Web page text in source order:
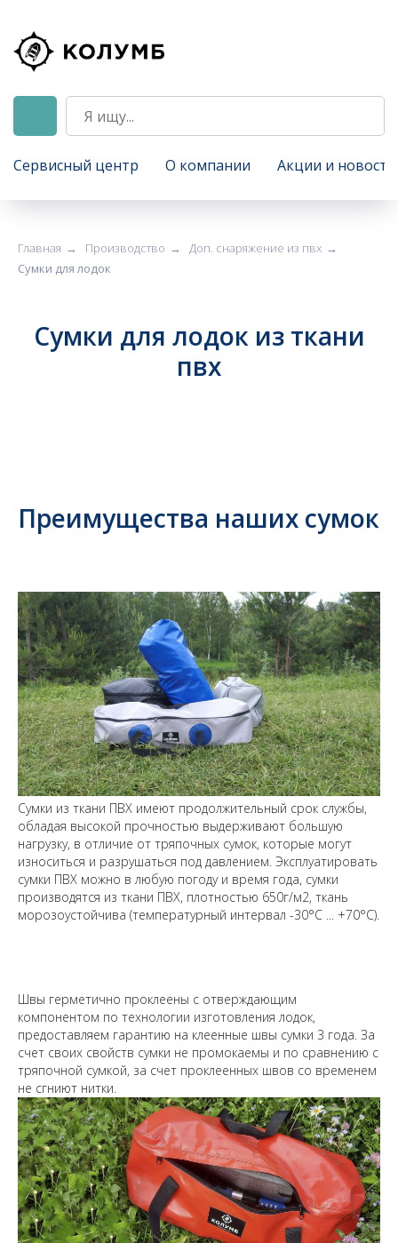
Сервисный центр О компании Акции и новости
Главная → Производство → Доп. снаряжение из пвх →
Сумки для лодок
Сумки для лодок из ткани
пвх
Преимущества наших сумок
Сумки из ткани ПВХ имеют продолжительный срок службы,
обладая высокой прочностью выдерживают большую
нагрузку, в отличие от тряпочных сумок, которые могут
износиться и разрушаться под давлением. Эксплуатировать
сумки ПВХ можно в любую погоду и время года, сумки
производятся из ткани ПВХ, плотностью 650г/м2, ткань
морозоустойчива (температурный интервал -30°С ... +70°С).
Швы герметично проклеены с отверждающим
компонентом по технологии изготовления лодок,
предоставляем гарантию на клеенные швы сумки 3 года. За
счет своих свойств сумки не промокаемы и по сравнению с
тряпочной сумкой, за счет проклеенных швов со временем
не сгниют нитки.